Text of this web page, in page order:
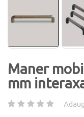
Maner
mm